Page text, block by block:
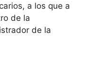
a los que a
de la
de la